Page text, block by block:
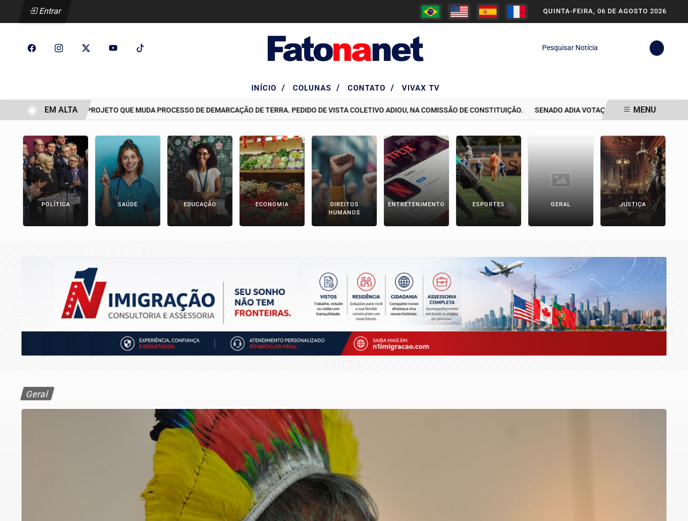
Entrar QUINTA-FEIRA, 06 DE AGOSTO 2026
Pesquisar Notícia
INÍCIO / COLUNAS / CONTATO / VIVAX TV
ADIA ANÁLISE DE PROJETO QUE MUDA PROCESSO DE DEMARCAÇÃO DE TERRA. PEDIDO DE VISTA COLETIVO ADIOU, NA COMISSÃO DE CONSTITUIÇÃO. SENADO ADIA VOTAÇÃO DE PROJETO QUE
EM ALTA MENU
POLÍTICA SAÚDE EDUCAÇÃO ECONOMIA
DIREITOS
HUMANOS
ENTRETENIMENTO ESPORTES GERAL
JUSTIÇA
Geral